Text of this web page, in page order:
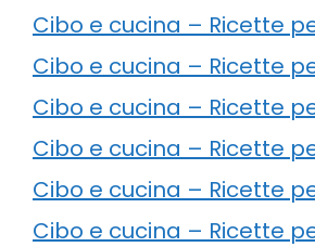
Cibo e cucina – Ricette
Cibo e cucina – Ricette
Cibo e cucina – Ricette
Cibo e cucina – Ricette
Cibo e cucina – Ricette
Cibo e cucina – Ricette